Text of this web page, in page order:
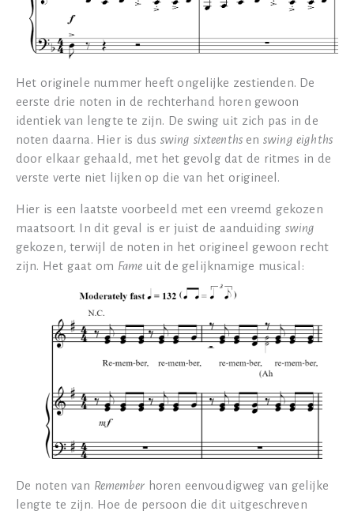
Het originele nummer heeft ongelijke zestienden. De
eerste drie noten in de rechterhand horen gewoon
identiek van lengte te zijn. De swing uit zich pas in de
noten daarna. Hier is dus swing sixteenthsenswing eighths
door elkaar gehaald, met het gevolg dat de ritmes in de
verste verte niet lijken op die van het origineel.
Hier is een laatste voorbeeld met een vreemd gekozen
maatsoort. In dit geval is er juist de aanduidingswing
gekozen, terwijl de noten in het origineel gewoon recht
zijn. Het gaat om Fame uit de gelijknamige musical:
De noten van Remember horen eenvoudigweg van gelijke
lengte te zijn. Hoe de persoon die dit uitgeschreven